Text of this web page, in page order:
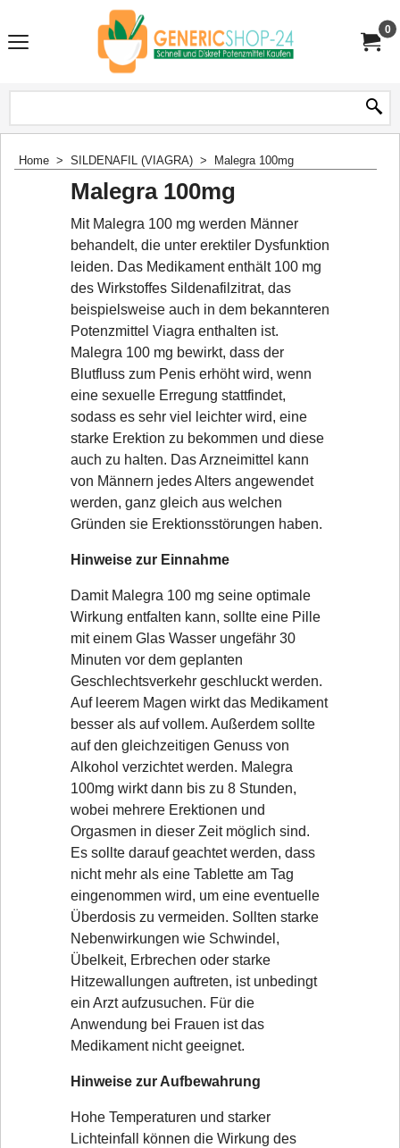
0
Home > SILDENAFIL (VIAGRA) > Malegra 100mg
Malegra 100mg
Mit Malegra 100 mg werden Männer
behandelt, die unter erektiler Dysfunktion
leiden. Das Medikament enthält 100 mg
des Wirkstoffes Sildenafilzitrat, das
beispielsweise auch in dem bekannteren
Potenzmittel Viagra enthalten ist.
Malegra 100 mg bewirkt, dass der
Blutfluss zum Penis erhöht wird, wenn
eine sexuelle Erregung stattfindet,
sodass es sehr viel leichter wird, eine
starke Erektion zu bekommen und diese
auch zu halten. Das Arzneimittel kann
von Männern jedes Alters angewendet
werden, ganz gleich aus welchen
Gründen sie Erektionsstörungen haben.
Hinweise zur Einnahme
Damit Malegra 100 mg seine optimale
Wirkung entfalten kann, sollte eine Pille
mit einem Glas Wasser ungefähr 30
Minuten vor dem geplanten
Geschlechtsverkehr geschluckt werden.
Auf leerem Magen wirkt das Medikament
besser als auf vollem. Außerdem sollte
auf den gleichzeitigen Genuss von
Alkohol verzichtet werden. Malegra
100mg wirkt dann bis zu 8 Stunden,
wobei mehrere Erektionen und
Orgasmen in dieser Zeit möglich sind.
Es sollte darauf geachtet werden, dass
nicht mehr als eine Tablette am Tag
eingenommen wird, um eine eventuelle
Überdosis zu vermeiden. Sollten starke
Nebenwirkungen wie Schwindel,
Übelkeit, Erbrechen oder starke
Hitzewallungen auftreten, ist unbedingt
ein Arzt aufzusuchen. Für die
Anwendung bei Frauen ist das
Medikament nicht geeignet.
Hinweise zur Aufbewahrung
Hohe Temperaturen und starker
Lichteinfall können die Wirkung des